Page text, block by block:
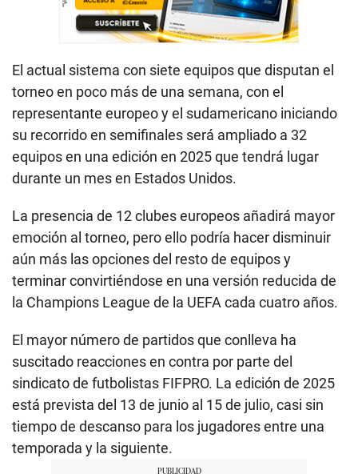
El actual sistema con siete equipos que disputan el
torneo en poco más de una semana, con el
representante europeo y el sudamericano iniciando
su recorrido en semifinales será ampliado a 32
equipos en una edición en 2025 que tendrá lugar
durante un mes en Estados Unidos.
La presencia de 12 clubes europeos añadirá mayor
emoción al torneo, pero ello podría hacer disminuir
aún más las opciones del resto de equipos y
terminar convirtiéndose en una versión reducida de
la Champions League de la UEFA cada cuatro años.
El mayor número de partidos que conlleva ha
suscitado reacciones en contra por parte del
sindicato de futbolistas FIFPRO. La edición de 2025
está prevista del 13 de junio al 15 de julio, casi sin
tiempo de descanso para los jugadores entre una
temporada y la siguiente.